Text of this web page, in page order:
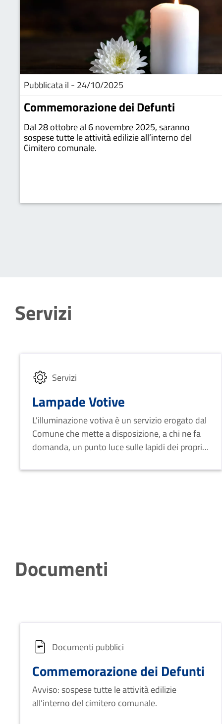
Pubblicata il - 24/10/2025
Commemorazione dei Defunti
Dal 28 ottobre al 6 novembre 2025, saranno
sospese tutte le attività edilizie all’interno del
Cimitero comunale.
Servizi
Servizi
Lampade Votive
L'illuminazione votiva è un servizio erogato dal
Comune che mette a disposizione, a chi ne fa
domanda, un punto luce sulle lapidi dei propri
Documenti
Documenti pubblici
Commemorazione dei Defunti
Avviso: sospese tutte le attività edilizie
all’interno del cimitero comunale.